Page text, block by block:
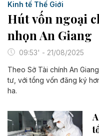
Kinh tế Thế Giới
Hút vốn ngoại
nhọn An Giang
09:53' - 21/08/2025
Theo Sở Tài chính An
tư, với tổng vốn đăng ký
ha.